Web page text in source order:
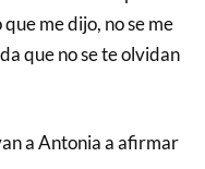
me dijo, no se me
que no se te olvidan
a Antonia a afirmar